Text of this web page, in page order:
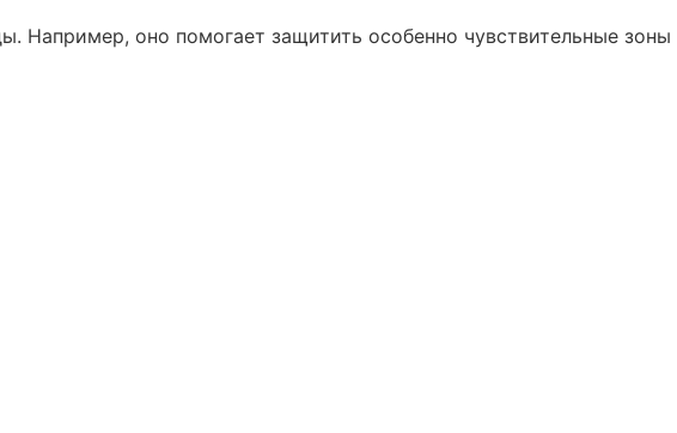
оно помогает защитить особенно чувствительные зоны